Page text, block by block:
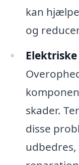
kan
og
skader.
disse